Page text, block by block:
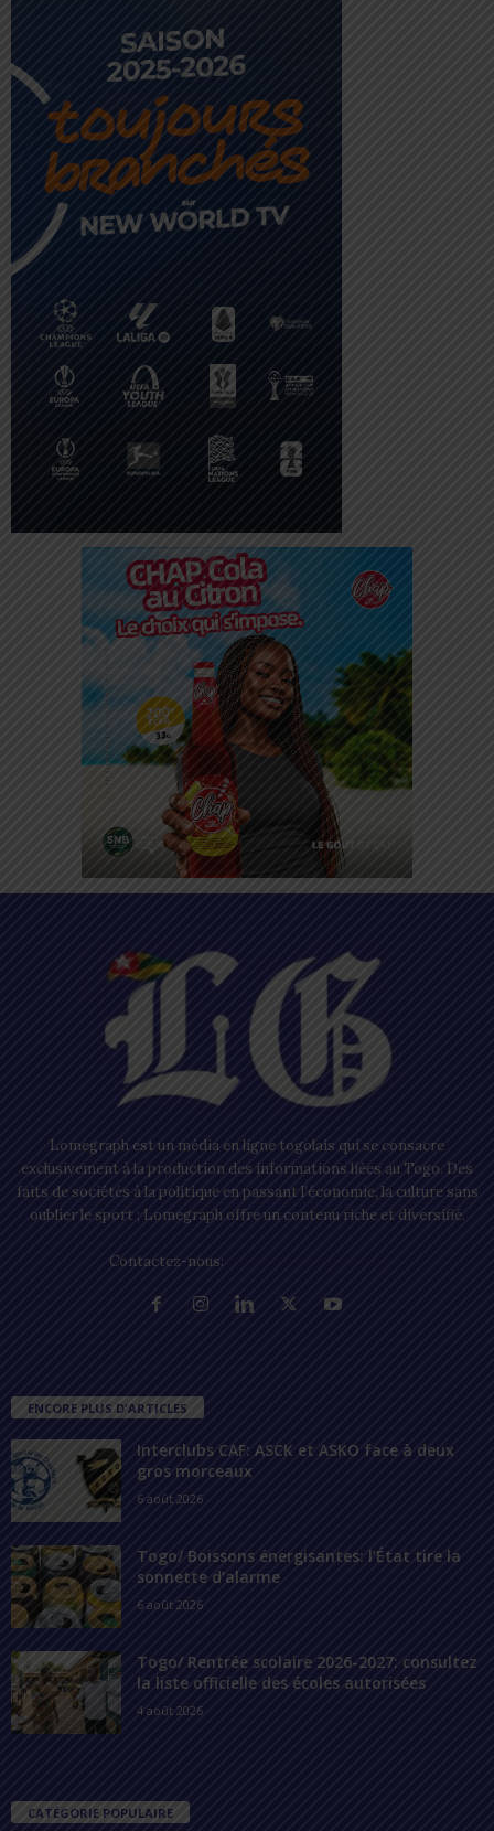
Lomegraph est un média en ligne togolais qui se consacre
exclusivement à la production des informations liées au Togo. Des
faits de sociétés à la politique en passant l’économie, la culture sans
oublier le sport ; Lomegraph offre un contenu riche et diversifié.
Contactez-nous:
ENCORE PLUS D'ARTICLES
Interclubs CAF: ASCK et ASKO face à deux
gros morceaux
6 août 2026
Togo/ Boissons énergisantes: l’État tire la
sonnette d’alarme
6 août 2026
Togo/ Rentrée scolaire 2026-2027: consultez
la liste officielle des écoles autorisées
4 août 2026
CATÉGORIE POPULAIRE